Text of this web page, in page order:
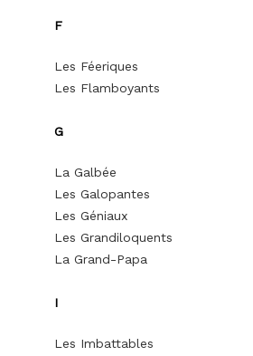
F
Les Féeriques
Les Flamboyants
G
La Galbée
Les Galopantes
Les Géniaux
Les Grandiloquents
La Grand-Papa
I
Les Imbattables